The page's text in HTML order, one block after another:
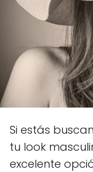
Si estás
tu look
excelente